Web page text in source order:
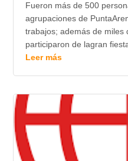
Fueron más de 500
agrupaciones de
trabajos; además de miles
participaron de lagran
Leer más